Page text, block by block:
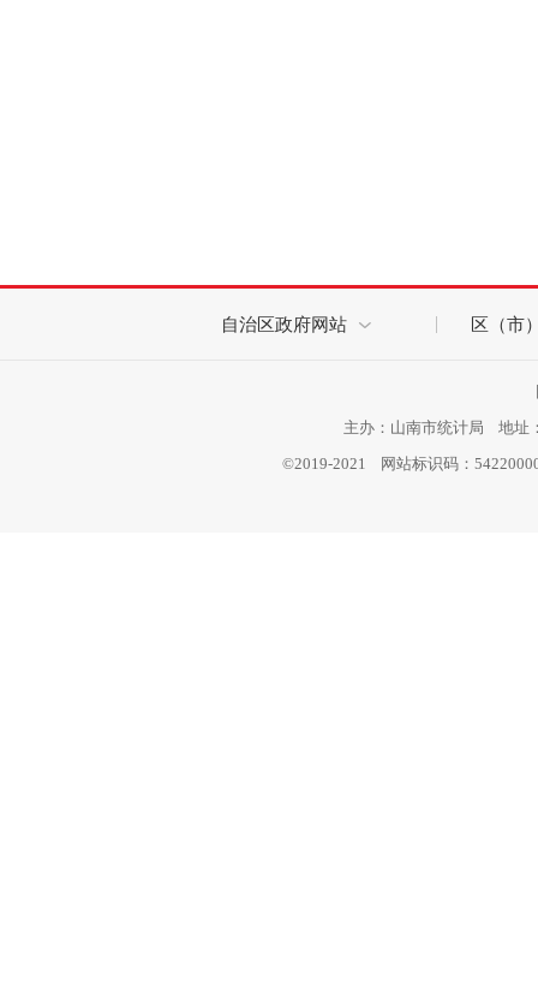
自治区政府网站 区（市
主办：山南市统计局 地址
©2019-2021 网站标识码：